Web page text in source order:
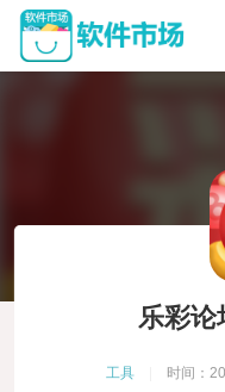
乐彩论
工具 时间：